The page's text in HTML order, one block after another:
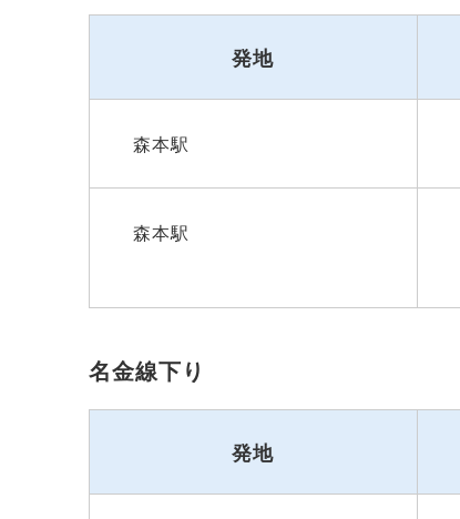
発地
森本駅
森本駅
名金線下り
発地